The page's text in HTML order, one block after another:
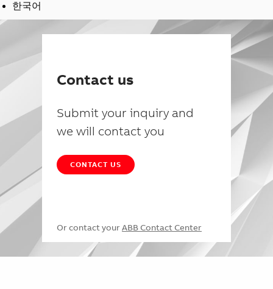
한국어
Contact us
Submit your inquiry and
we will contact you
CONTACT US
Or contact your ABB Contact Center